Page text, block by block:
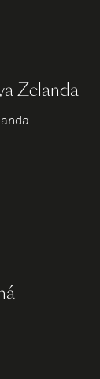
Zelanda